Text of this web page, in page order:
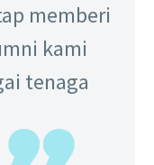
memberi
kami
tenaga